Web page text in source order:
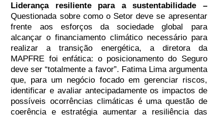
Liderança resiliente para a sustentabilidade –
Questionada sobre como o Setor deve se apresentar
frente aos esforços da sociedade global para
alcançar o financiamento climático necessário para
realizar a transição energética, a diretora da
MAPFRE foi enfática: o posicionamento do Seguro
deve ser “totalmente a favor”. Fatima Lima argumenta
que, para um negócio focado em gerenciar riscos,
identificar e avaliar antecipadamente os impactos de
possíveis ocorrências climáticas é uma questão de
coerência e estratégia aumentar a resiliência das